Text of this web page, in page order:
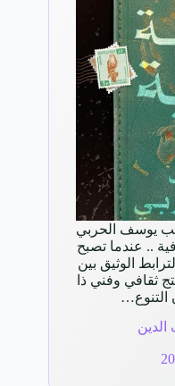
يوسف الحربي
.. عندما تصبح
الوثيق بين
ثقافي وفني ذا